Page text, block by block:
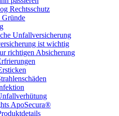
Rechtsschutz
Gründe
Unfallversicherung
ist wichtig
richtigen Absicherung
ApoSecura®